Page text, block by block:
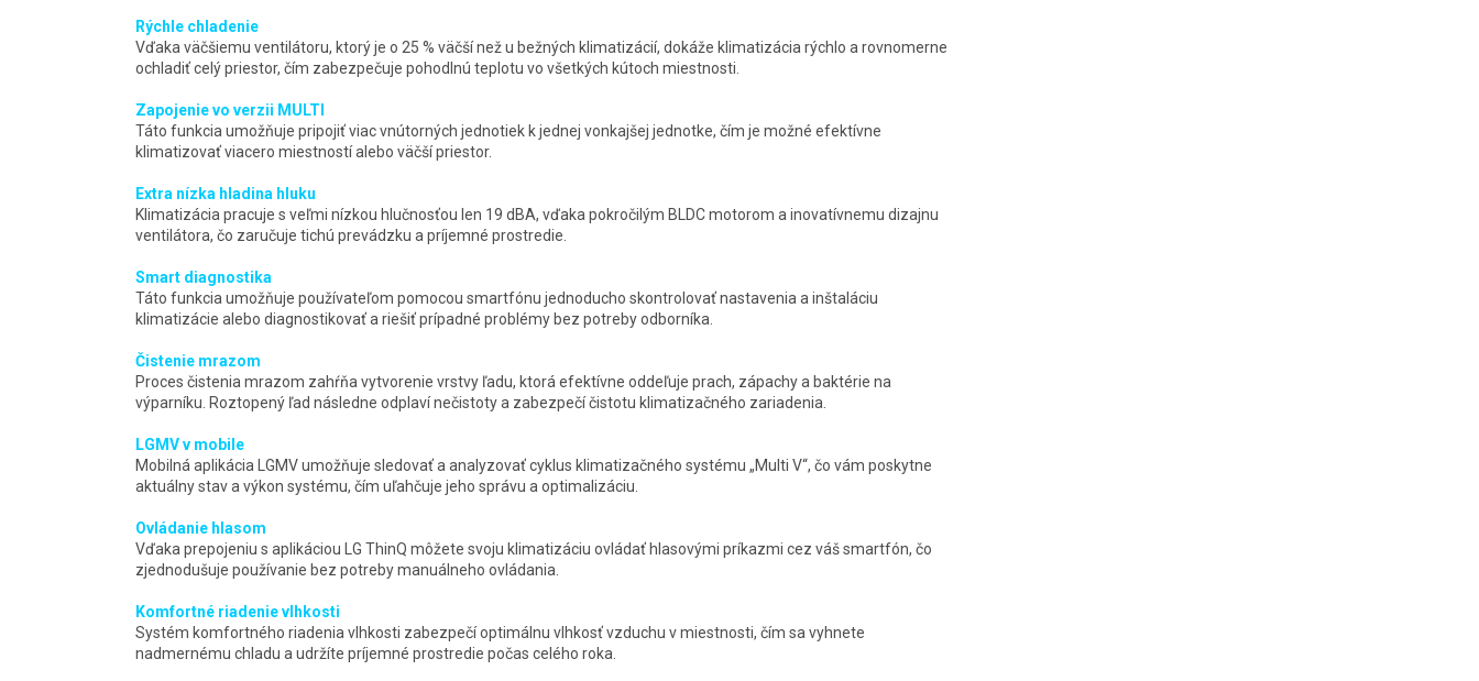
Rýchle chladenie
Vďaka väčšiemu ventilátoru, ktorý je o 25 % väčší než u bežných klimatizácií, dokáže klimatizácia rýchlo a rovnomerne
ochladiť celý priestor, čím zabezpečuje pohodlnú teplotu vo všetkých kútoch miestnosti.
Zapojenie vo verzii MULTI
Táto funkcia umožňuje pripojiť viac vnútorných jednotiek k jednej vonkajšej jednotke, čím je možné efektívne
klimatizovať viacero miestností alebo väčší priestor.
Extra nízka hladina hluku
Klimatizácia pracuje s veľmi nízkou hlučnosťou len 19 dBA, vďaka pokročilým BLDC motorom a inovatívnemu dizajnu
ventilátora, čo zaručuje tichú prevádzku a príjemné prostredie.
Smart diagnostika
Táto funkcia umožňuje používateľom pomocou smartfónu jednoducho skontrolovať nastavenia a inštaláciu
klimatizácie alebo diagnostikovať a riešiť prípadné problémy bez potreby odborníka.
Čistenie mrazom
Proces čistenia mrazom zahŕňa vytvorenie vrstvy ľadu, ktorá efektívne oddeľuje prach, zápachy a baktérie na
výparníku. Roztopený ľad následne odplaví nečistoty a zabezpečí čistotu klimatizačného zariadenia.
LGMV v mobile
Mobilná aplikácia LGMV umožňuje sledovať a analyzovať cyklus klimatizačného systému „Multi V“, čo vám poskytne
aktuálny stav a výkon systému, čím uľahčuje jeho správu a optimalizáciu.
Ovládanie hlasom
Vďaka prepojeniu s aplikáciou LG ThinQ môžete svoju klimatizáciu ovládať hlasovými príkazmi cez váš smartfón, čo
zjednodušuje používanie bez potreby manuálneho ovládania.
Komfortné riadenie vlhkosti
Systém komfortného riadenia vlhkosti zabezpečí optimálnu vlhkosť vzduchu v miestnosti, čím sa vyhnete
nadmernému chladu a udržíte príjemné prostredie počas celého roka.